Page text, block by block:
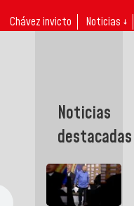
Chávez invicto Noticias ↓
Noticias
destacadas